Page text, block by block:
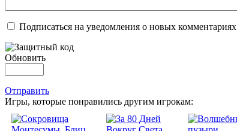
Подписаться на уведомления о новых комментариях
Обновить
Отправить
Игры, которые понравились другим игрокам: